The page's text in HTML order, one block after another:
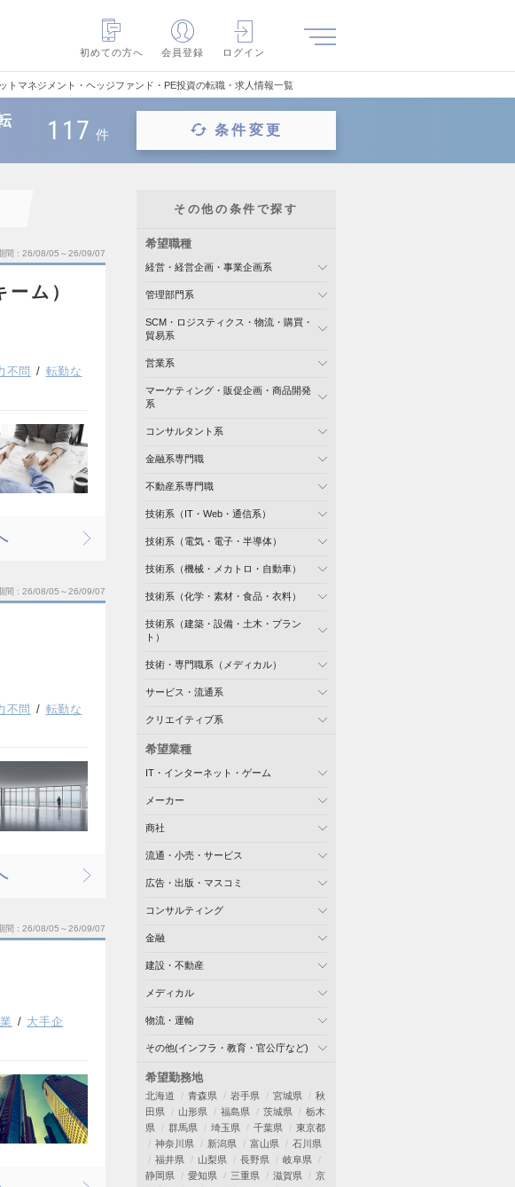
初めての方へ
会員登録 ログイン
トマネジメント・ヘッジファンド・PE投資の転職・求人情報一覧
117 件 条件変更
間 26/08/05～26/09/07
ム）
不問
転勤な
間 26/08/05～26/09/07
不問
転勤な
間 26/08/05～26/09/07
大手企
その他の条件で探す
希望職種
経営・経営企画・事業企画系
管理部門系
SCM・ロジスティクス・物流・購買・
貿易系
営業系
マーケティング・販促企画・商品開発
系
コンサルタント系
金融系専門職
不動産系専門職
技術系（IT・Web・通信系）
技術系（電気・電子・半導体）
技術系（機械・メカトロ・自動車）
技術系（化学・素材・食品・衣料）
技術系（建築・設備・土木・プラン
ト）
技術・専門職系（メディカル）
サービス・流通系
クリエイティブ系
希望業種
IT・インターネット・ゲーム
メーカー
商社
流通・小売・サービス
広告・出版・マスコミ
コンサルティング
金融
建設・不動産
メディカル
物流・運輸
その他(インフラ・教育・官公庁など)
希望勤務地
北海道 青森県 岩手県 宮城県
秋
田県
山形県 福島県 茨城県
栃木
県
群馬県 埼玉県 千葉県
東京都
神奈川県
新潟県 富山県
石川県
福井県
山梨県 長野県
岐阜県
静岡県
愛知県 三重県 滋賀県
京